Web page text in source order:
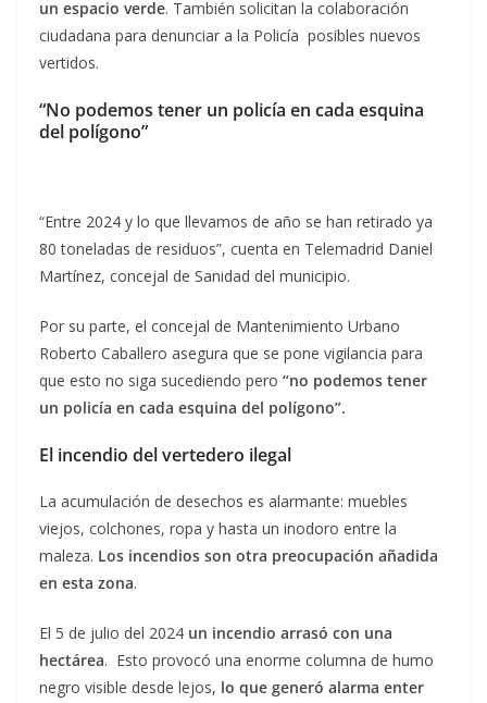
un espacio verde. También solicitan la colaboración
ciudadana para denunciar a la Policía posibles nuevos
vertidos.
“No podemos tener un policía en cada esquina
del polígono”
“Entre 2024 y lo que llevamos de año se han retirado ya
80 toneladas de residuos”, cuenta en Telemadrid Daniel
Martínez, concejal de Sanidad del municipio.
Por su parte, el concejal de Mantenimiento Urbano
Roberto Caballero asegura que se pone vigilancia para
que esto no siga sucediendo pero “no podemos tener
un policía en cada esquina del polígono”.
El incendio del vertedero ilegal
La acumulación de desechos es alarmante: muebles
viejos, colchones, ropa y hasta un inodoro entre la
maleza. Los incendios son otra preocupación añadida
en esta zona.
El 5 de julio del 2024 un incendio arrasó con una
hectárea. Esto provocó una enorme columna de humo
negro visible desde lejos, lo que generó alarma enter